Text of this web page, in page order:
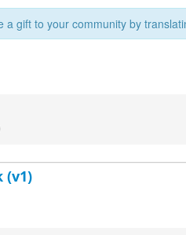
gift to your community by
(v1)